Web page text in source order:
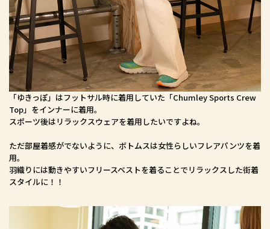
「ゆきっぽ」はフットサル時に着用していた「Chumley Sports Crew
Top」をインナーに着用。
スポーツ後はリラックスウェアを着用したいですよね。
ただ部屋着感がでないように、ボトムスは女性らしいフレアパンツを着
用。
羽織りには動きやすいフリースベストを着ることでリラックスした街着
スタイルに！！